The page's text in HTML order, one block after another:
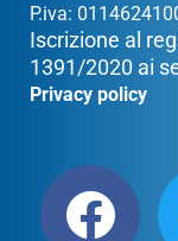
P.iva:
Iscrizione al
1391/2020 ai
Privacy policy